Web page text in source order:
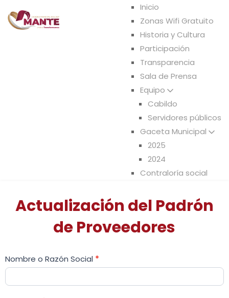
Inicio
Zonas Wifi Gratuito
Historia y Cultura
Participación
Transparencia
Sala de Prensa
Equipo
Cabildo
Servidores públicos
Gaceta Municipal
2025
2024
Contraloría social
de
de
Proveedores
Actualización del Padrón
de Proveedores
Nombre o Razón Social *